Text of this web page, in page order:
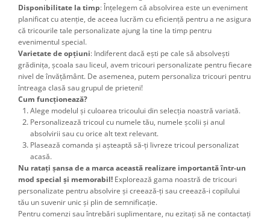
Disponibilitate la timp: Înțelegem că absolvirea este un eveniment
planificat cu atenție, de aceea lucrăm cu eficiență pentru a ne asigura
că tricourile tale personalizate ajung la tine la timp pentru
evenimentul special.
Varietate de opțiuni: Indiferent dacă ești pe cale să absolvești
grădinița, școala sau liceul, avem tricouri personalizate pentru fiecare
nivel de învățământ. De asemenea, putem personaliza tricouri pentru
întreaga clasă sau grupul de prieteni!
Cum funcționează?
Alege modelul și culoarea tricoului din selecția noastră variată.
Personalizează tricoul cu numele tău, numele școlii și anul
absolvirii sau cu orice alt text relevant.
Plasează comanda și așteaptă să-ți livreze tricoul personalizat
acasă.
Nu ratați șansa de a marca această realizare importantă într-un
mod special și memorabil! Explorează gama noastră de tricouri
personalizate pentru absolvire și creează-ți sau creează-i copilului
tău un suvenir unic și plin de semnificație.
Pentru comenzi sau întrebări suplimentare, nu ezitați să ne contactați